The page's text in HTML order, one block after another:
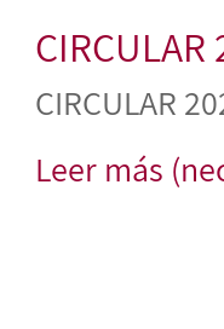
CIRCULAR
Leer más